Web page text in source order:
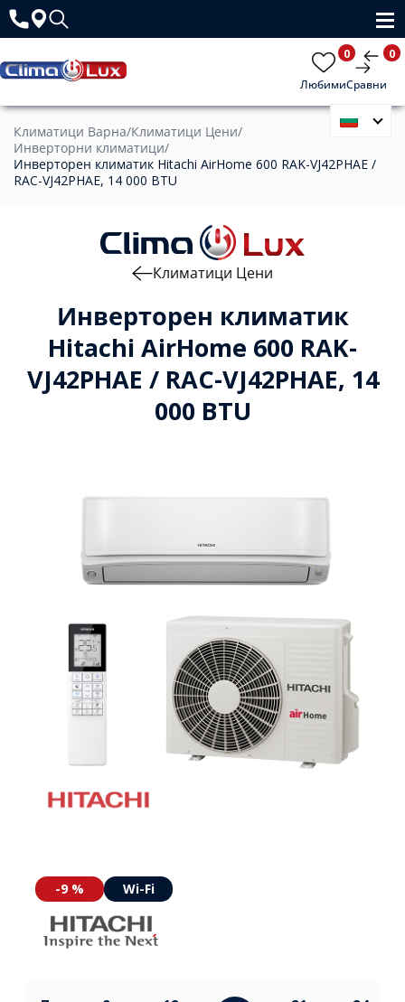
Любими
0
Сравни
0
Климатици Варна/Климатици Цени/
Инверторни климатици/
Инверторен климатик Hitachi AirHome 600 RAK-VJ42PHAE /
RAC-VJ42PHAE, 14 000 BTU
Инверторен климатик
Hitachi AirHome 600 RAK-
VJ42PHAE / RAC-VJ42PHAE, 14
000 BTU
Климатици Цени
-9 % Wi-Fi